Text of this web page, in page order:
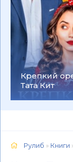
Крепкий
Тата Кит
Рулиб » Книги